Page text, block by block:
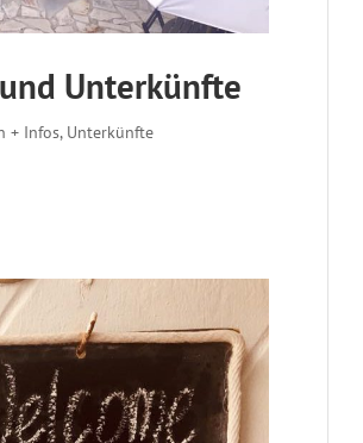
Unterkünfte
+ Infos, Unterkünfte